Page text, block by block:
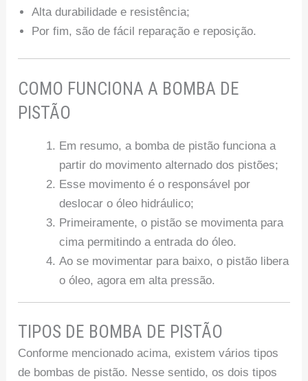
Alta durabilidade e resistência;
Por fim, são de fácil reparação e reposição.
COMO FUNCIONA A BOMBA DE
PISTÃO
Em resumo, a bomba de pistão funciona a
partir do movimento alternado dos pistões;
Esse movimento é o responsável por
deslocar o óleo hidráulico;
Primeiramente, o pistão se movimenta para
cima permitindo a entrada do óleo.
Ao se movimentar para baixo, o pistão libera
o óleo, agora em alta pressão.
TIPOS DE BOMBA DE PISTÃO
Conforme mencionado acima, existem vários tipos
de bombas de pistão. Nesse sentido, os dois tipos